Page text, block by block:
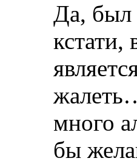
Да,
много
бы